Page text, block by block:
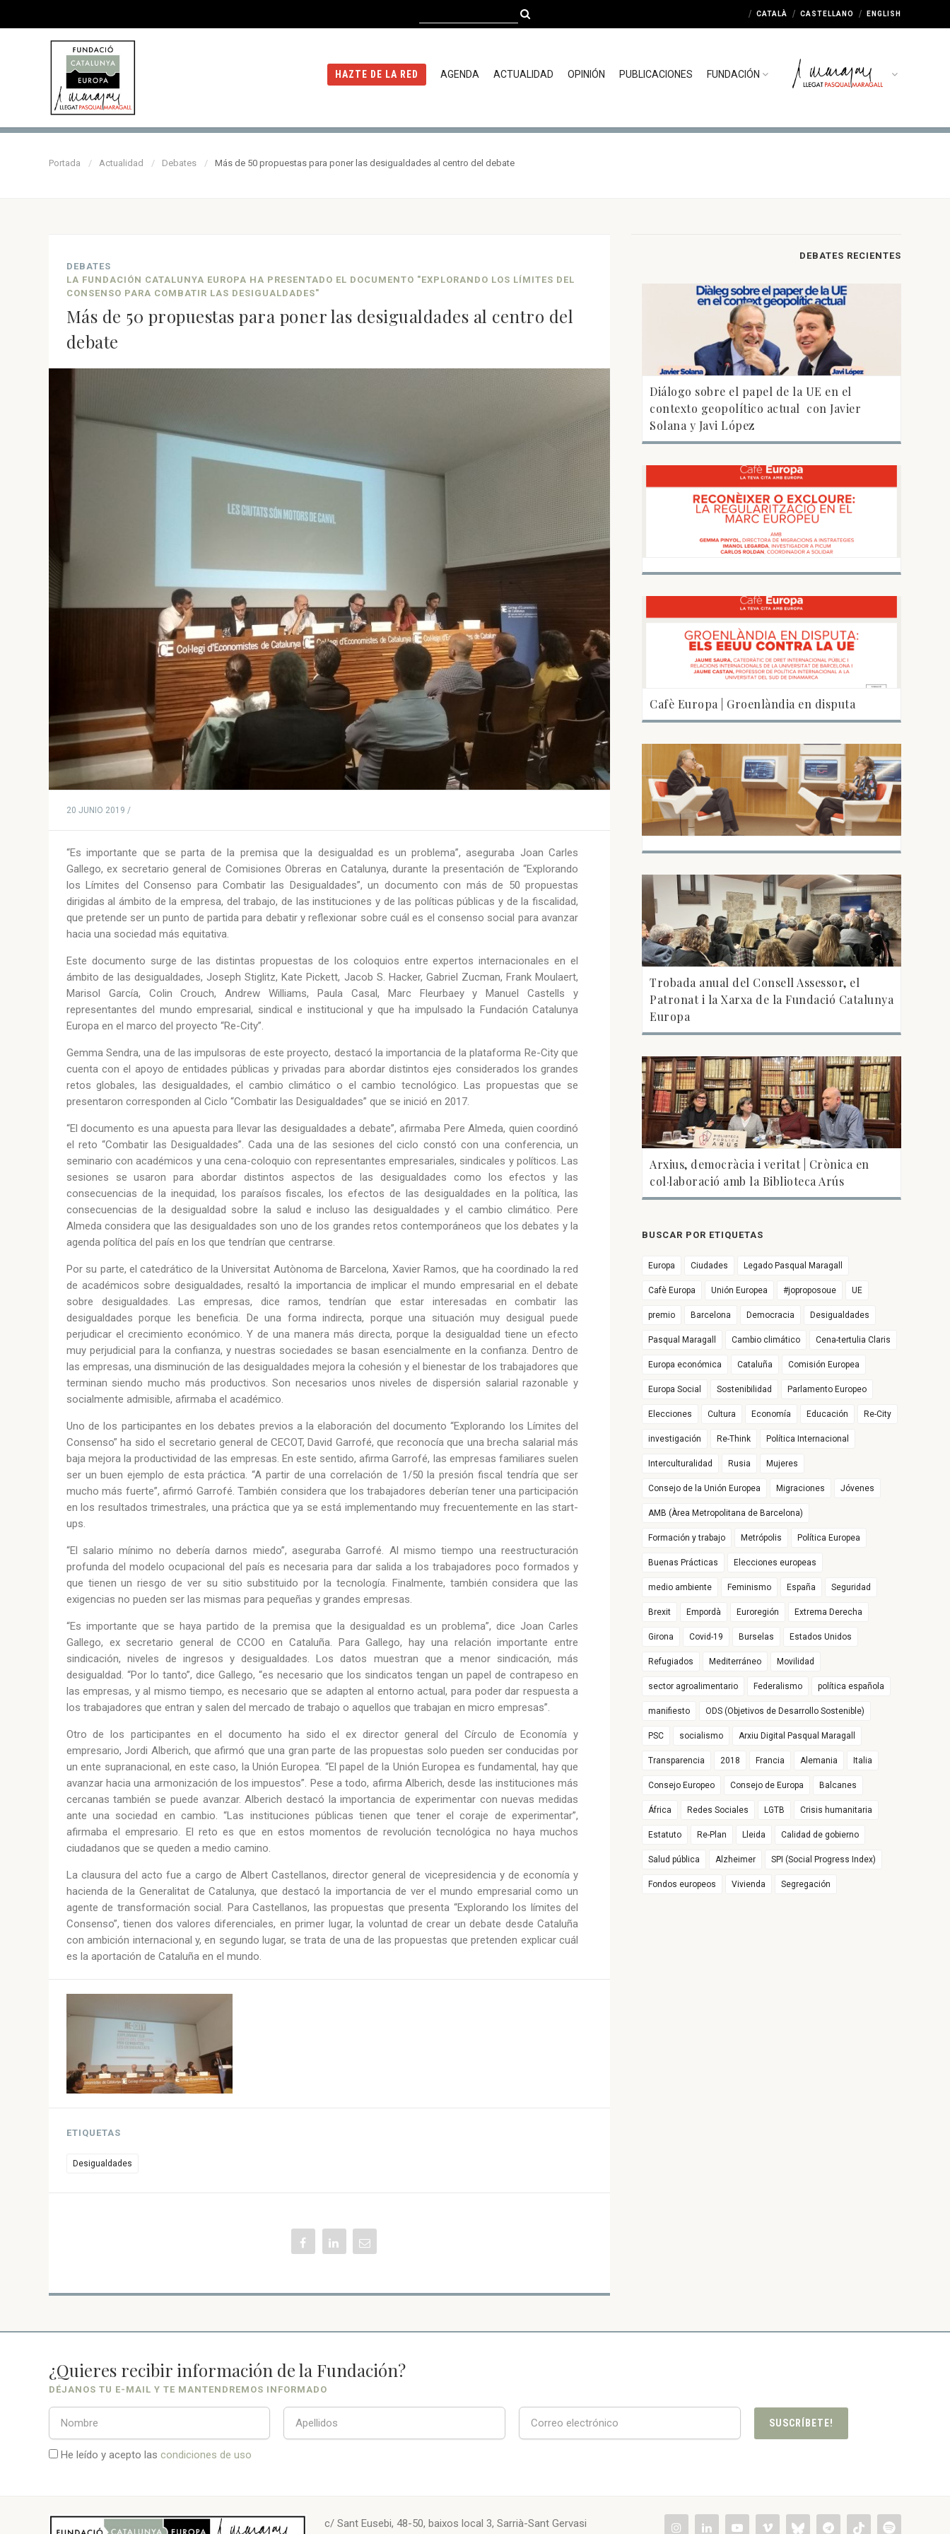
CATALÀ CASTELLANO ENGLISH
HAZTE DE LA RED AGENDA ACTUALIDAD OPINIÓN PUBLICACIONES FUNDACIÓN
Portada Actualidad Debates Más de 50 propuestas para poner las desigualdades al centro del debate
DEBATES
LA FUNDACIÓN CATALUNYA EUROPA HA PRESENTADO EL DOCUMENTO "EXPLORANDO LOS LÍMITES DEL
CONSENSO PARA COMBATIR LAS DESIGUALDADES"
Más de 50 propuestas para poner las desigualdades al centro del
debate
20 JUNIO 2019 /
“Es importante que se parta de la premisa que la desigualdad es un problema”, aseguraba Joan Carles
Gallego, ex secretario general de Comisiones Obreras en Catalunya, durante la presentación de “Explorando
los Límites del Consenso para Combatir las Desigualdades”, un documento con más de 50 propuestas
dirigidas al ámbito de la empresa, del trabajo, de las instituciones y de las políticas públicas y de la fiscalidad,
que pretende ser un punto de partida para debatir y reflexionar sobre cuál es el consenso social para avanzar
hacia una sociedad más equitativa.
Este documento surge de las distintas propuestas de los coloquios entre expertos internacionales en el
ámbito de las desigualdades, Joseph Stiglitz, Kate Pickett, Jacob S. Hacker, Gabriel Zucman, Frank Moulaert,
Marisol García, Colin Crouch, Andrew Williams, Paula Casal, Marc Fleurbaey y Manuel Castells y
representantes del mundo empresarial, sindical e institucional y que ha impulsado la Fundación Catalunya
Europa en el marco del proyecto “Re-City”.
Gemma Sendra, una de las impulsoras de este proyecto, destacó la importancia de la plataforma Re-City que
cuenta con el apoyo de entidades públicas y privadas para abordar distintos ejes considerados los grandes
retos globales, las desigualdades, el cambio climático o el cambio tecnológico. Las propuestas que se
presentaron corresponden al Ciclo “Combatir las Desigualdades” que se inició en 2017.
“El documento es una apuesta para llevar las desigualdades a debate”, afirmaba Pere Almeda, quien coordinó
el reto “Combatir las Desigualdades”. Cada una de las sesiones del ciclo constó con una conferencia, un
seminario con académicos y una cena-coloquio con representantes empresariales, sindicales y políticos. Las
sesiones se usaron para abordar distintos aspectos de las desigualdades como los efectos y las
consecuencias de la inequidad, los paraísos fiscales, los efectos de las desigualdades en la política, las
consecuencias de la desigualdad sobre la salud e incluso las desigualdades y el cambio climático. Pere
Almeda considera que las desigualdades son uno de los grandes retos contemporáneos que los debates y la
agenda política del país en los que tendrían que centrarse.
Por su parte, el catedrático de la Universitat Autònoma de Barcelona, Xavier Ramos, que ha coordinado la red
de académicos sobre desigualdades, resaltó la importancia de implicar el mundo empresarial en el debate
sobre desigualdades. Las empresas, dice ramos, tendrían que estar interesadas en combatir las
desigualdades porque les beneficia. De una forma indirecta, porque una situación muy desigual puede
perjudicar el crecimiento económico. Y de una manera más directa, porque la desigualdad tiene un efecto
muy perjudicial para la confianza, y nuestras sociedades se basan esencialmente en la confianza. Dentro de
las empresas, una disminución de las desigualdades mejora la cohesión y el bienestar de los trabajadores que
terminan siendo mucho más productivos. Son necesarios unos niveles de dispersión salarial razonable y
socialmente admisible, afirmaba el académico.
Uno de los participantes en los debates previos a la elaboración del documento “Explorando los Límites del
Consenso” ha sido el secretario general de CECOT, David Garrofé, que reconocía que una brecha salarial más
baja mejora la productividad de las empresas. En este sentido, afirma Garrofé, las empresas familiares suelen
ser un buen ejemplo de esta práctica. “A partir de una correlación de 1/50 la presión fiscal tendría que ser
mucho más fuerte”, afirmó Garrofé. También considera que los trabajadores deberían tener una participación
en los resultados trimestrales, una práctica que ya se está implementando muy frecuentemente en las start-
ups.
“El salario mínimo no debería darnos miedo”, aseguraba Garrofé. Al mismo tiempo una reestructuración
profunda del modelo ocupacional del país es necesaria para dar salida a los trabajadores poco formados y
que tienen un riesgo de ver su sitio substituido por la tecnología. Finalmente, también considera que las
exigencias no pueden ser las mismas para pequeñas y grandes empresas.
“Es importante que se haya partido de la premisa que la desigualdad es un problema”, dice Joan Carles
Gallego, ex secretario general de CCOO en Cataluña. Para Gallego, hay una relación importante entre
sindicación, niveles de ingresos y desigualdades. Los datos muestran que a menor sindicación, más
desigualdad. “Por lo tanto”, dice Gallego, “es necesario que los sindicatos tengan un papel de contrapeso en
las empresas, y al mismo tiempo, es necesario que se adapten al entorno actual, para poder dar respuesta a
los trabajadores que entran y salen del mercado de trabajo o aquellos que trabajan en micro empresas”.
Otro de los participantes en el documento ha sido el ex director general del Círculo de Economía y
empresario, Jordi Alberich, que afirmó que una gran parte de las propuestas solo pueden ser conducidas por
un ente supranacional, en este caso, la Unión Europea. “El papel de la Unión Europea es fundamental, hay que
avanzar hacia una armonización de los impuestos”. Pese a todo, afirma Alberich, desde las instituciones más
cercanas también se puede avanzar. Alberich destacó la importancia de experimentar con nuevas medidas
ante una sociedad en cambio. “Las instituciones públicas tienen que tener el coraje de experimentar”,
afirmaba el empresario. El reto es que en estos momentos de revolución tecnológica no haya muchos
ciudadanos que se queden a medio camino.
La clausura del acto fue a cargo de Albert Castellanos, director general de vicepresidencia y de economía y
hacienda de la Generalitat de Catalunya, que destacó la importancia de ver el mundo empresarial como un
agente de transformación social. Para Castellanos, las propuestas que presenta “Explorando los límites del
Consenso”, tienen dos valores diferenciales, en primer lugar, la voluntad de crear un debate desde Cataluña
con ambición internacional y, en segundo lugar, se trata de una de las propuestas que pretenden explicar cuál
es la aportación de Cataluña en el mundo.
ETIQUETAS
Desigualdades
DEBATES RECIENTES
Diálogo sobre el papel de la UE en el
contexto geopolítico actual  con Javier
Solana y Javi López
Cafè Europa | Groenlàndia en disputa
Trobada anual del Consell Assessor, el
Patronat i la Xarxa de la Fundació Catalunya
Europa
Arxius, democràcia i veritat | Crònica en
col·laboració amb la Biblioteca Arús
BUSCAR POR ETIQUETAS
Europa Ciudades Legado Pasqual Maragall
Cafè Europa Unión Europea #joproposoue UE
premio Barcelona Democracia Desigualdades
Pasqual Maragall Cambio climático Cena-tertulia Claris
Europa económica Cataluña Comisión Europea
Europa Social Sostenibilidad Parlamento Europeo
Elecciones Cultura Economía Educación Re-City
investigación Re-Think Política Internacional
Interculturalidad Rusia Mujeres
Consejo de la Unión Europea Migraciones Jóvenes
AMB (Àrea Metropolitana de Barcelona)
Formación y trabajo Metrópolis Política Europea
Buenas Prácticas Elecciones europeas
medio ambiente Feminismo España Seguridad
Brexit Empordà Euroregión Extrema Derecha
Girona Covid-19 Burselas Estados Unidos
Refugiados Mediterráneo Movilidad
sector agroalimentario Federalismo política española
manifiesto ODS (Objetivos de Desarrollo Sostenible)
PSC socialismo Arxiu Digital Pasqual Maragall
Transparencia 2018 Francia Alemania Italia
Consejo Europeo Consejo de Europa Balcanes
África Redes Sociales LGTB Crisis humanitaria
Estatuto Re-Plan Lleida Calidad de gobierno
Salud pública Alzheimer SPI (Social Progress Index)
Fondos europeos Vivienda Segregación
¿Quieres recibir información de la Fundación?
DÉJANOS TU E-MAIL Y TE MANTENDREMOS INFORMADO
SUSCRÍBETE!
He leído y acepto las condiciones de uso
c/ Sant Eusebi, 48-50, baixos local 3, Sarrià-Sant Gervasi